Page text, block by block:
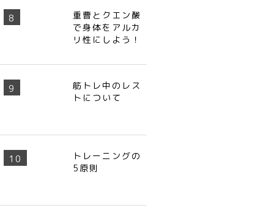
重曹とクエン酸
で身体をアルカ
リ性にしよう！
筋トレ中のレス
トについて
トレーニングの
5原則